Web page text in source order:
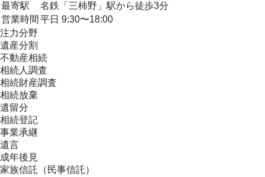
最寄駅
名鉄「三柿野」駅から徒歩3分
営業時間 平日 9:30〜18:00
注力分野
遺産分割
不動産相続
相続人調査
相続財産調査
相続放棄
遺留分
相続登記
事業承継
遺言
成年後見
家族信託（民事信託）